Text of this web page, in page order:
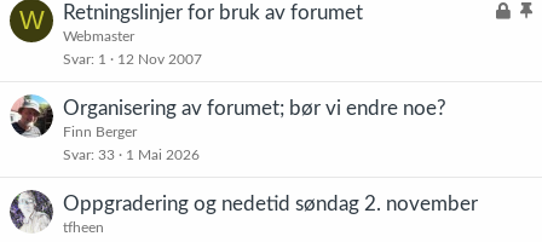
t
W
L
K
Retningslinjer for bruk av forumet
Webmaster
Svar 1 12 Nov 2007
Organisering av forumet; bør vi endre noe?
Finn Berger
Svar 33 1 Mai 2026
Oppgradering og nedetid søndag 2. november
tfheen